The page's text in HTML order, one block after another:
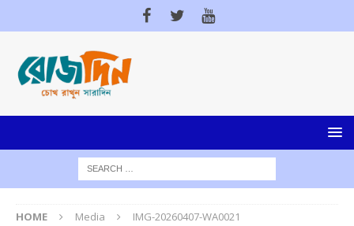
HOME Media IMG-20260407-WA0021